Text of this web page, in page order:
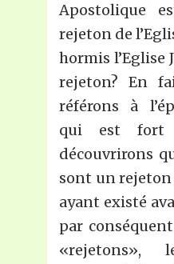
Apostolique
rejeton de
hormis l’Eglise
rejeton? En
référons à
qui est fort
découvrirons
sont un rejeton
ayant existé
par
«rejetons»,